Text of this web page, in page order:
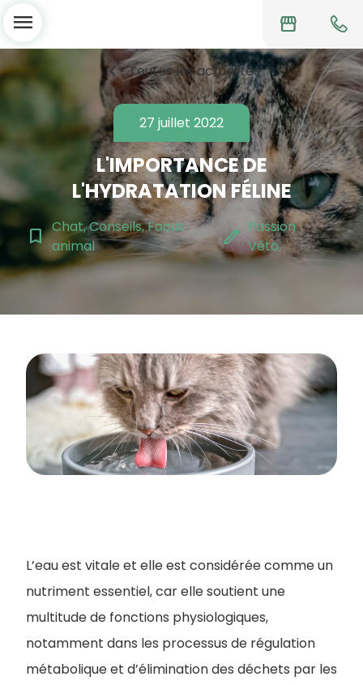
storefront
menu
chevron_left Toutes les actualités
27 juillet 2022
L'IMPORTANCE DE
L'HYDRATATION FÉLINE
bookmark_border Chat, Conseils, Focus
animal
edit Passion
Véto
L’eau est vitale et elle est considérée comme un
nutriment essentiel, car elle soutient une
multitude de fonctions physiologiques,
notamment dans les processus de régulation
métabolique et d’élimination des déchets par les